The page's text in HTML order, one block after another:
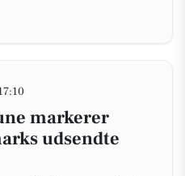
markerer
udsendte